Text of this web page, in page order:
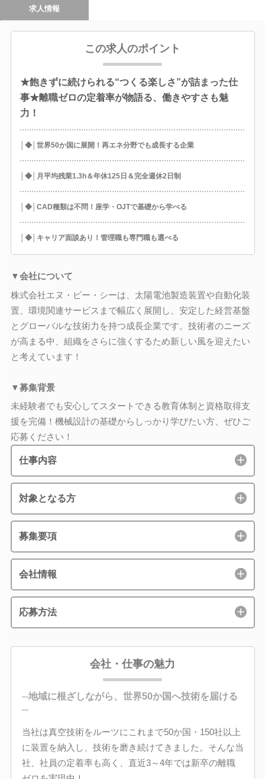
求人情報
この求人のポイント
★飽きずに続けられる“つくる楽しさ”が詰まった仕
事★離職ゼロの定着率が物語る、働きやすさも魅
力！
│◆│世界50か国に展開！再エネ分野でも成長する企業
│◆│月平均残業1.3h＆年休125日＆完全週休2日制
│◆│CAD種類は不問！座学・OJTで基礎から学べる
│◆│キャリア面談あり！管理職も専門職も選べる
▼会社について
株式会社エヌ・ピー・シーは、太陽電池製造装置や自動化装
置、環境関連サービスまで幅広く展開し、安定した経営基盤
とグローバルな技術力を持つ成長企業です。技術者のニーズ
が高まる中、組織をさらに強くするため新しい風を迎えたい
と考えています！
▼募集背景
未経験者でも安心してスタートできる教育体制と資格取得支
援を完備！機械設計の基礎からしっかり学びたい方、ぜひご
応募ください！
仕事内容
対象となる方
募集要項
会社情報
応募方法
会社・仕事の魅力
─地域に根ざしながら、世界50か国へ技術を届ける
─
当社は真空技術をルーツにこれまで50か国・150社以上
に装置を納入し、技術を磨き続けてきました。そんな当
社、社員の定着率も高く、直近3～4年では新卒の離職